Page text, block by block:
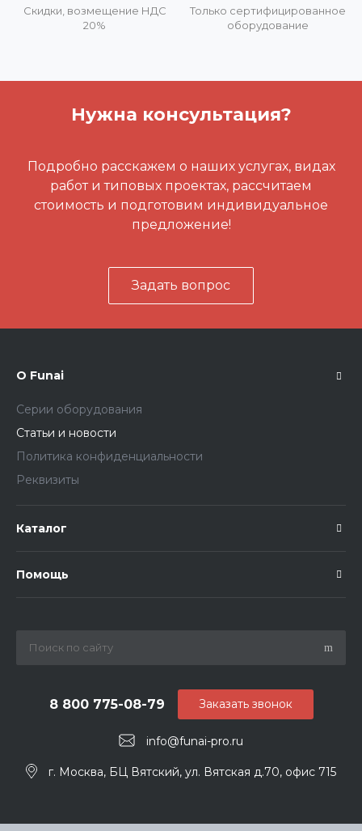
Скидки, возмещение НДС
20%
Только сертифицированное
оборудование
Нужна консультация?
Подробно расскажем о наших услугах, видах
работ и типовых проектах, рассчитаем
стоимость и подготовим индивидуальное
предложение!
Задать вопрос
О Funai
Серии оборудования
Статьи и новости
Политика конфиденциальности
Реквизиты
Каталог
Помощь
info@funai-pro.ru
8 800 775-08-79
г. Москва, БЦ Вятский, ул. Вятская д.70, офис 715
Заказать звонок